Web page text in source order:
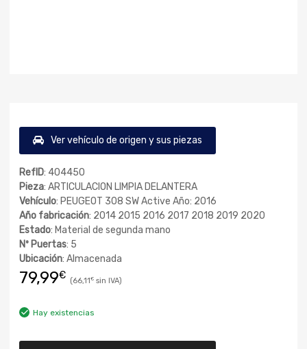
Ver vehículo de origen y sus piezas
RefID: 404450
Pieza: ARTICULACION LIMPIA DELANTERA
Vehículo: PEUGEOT 308 SW Active Año: 2016
Año fabricación: 2014 2015 2016 2017 2018 2019 2020
Estado: Material de segunda mano
Nº Puertas: 5
Ubicación: Almacenada
79,99€ 66,11€
Hay existencias